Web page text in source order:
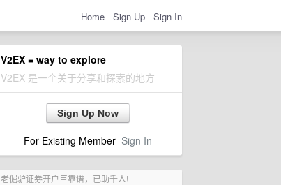
Home Sign Up Sign In
V2EX = way to explore
V2EX 是一个关于分享和探索的地方
Sign Up Now
For Existing Member Sign In
老倔驴证券开户巨靠谱，已助千人!